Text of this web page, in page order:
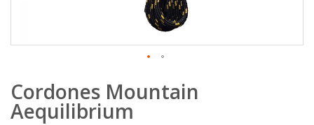
to
the
beginning
Cordones Mountain
Aequilibrium